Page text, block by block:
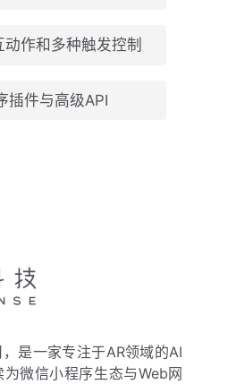
动作和多种触发控制
插件与高级API
是一家专注于AR领域的AI
微信小程序生态与Web网